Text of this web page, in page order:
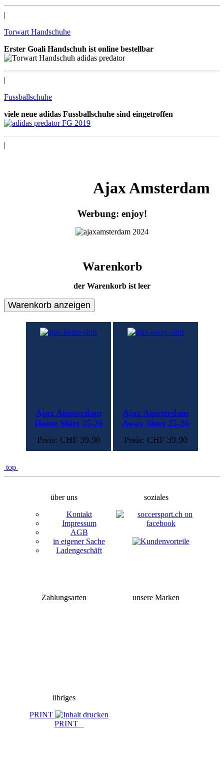
|
Torwart Handschuhe
Erster Goali Handschuh ist online bestellbar
|
Fussballschuhe
viele neue adidas Fussballschuhe sind eingetroffen
|
Ajax Amsterdam
Werbung: enjoy!
Warenkorb
der Warenkorb ist leer
Ajax Amsterdam
Home Shirt 25-26
Preis: CHF 39.90
Ajax Amsterdam
Away Shirt 25-26
Preis: CHF 39.90
top
über uns
Kontakt
Impressum
AGB
in eigener Sache
Ladengeschäft
soziales
Zahlungsarten unsere Marken
übriges
PRINT
PRINT